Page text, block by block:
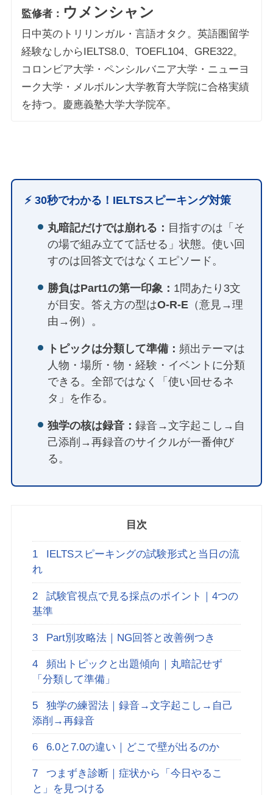
監修者： ウメンシャン
日中英のトリリンガル・言語オタク。英語圏留学
経験なしからIELTS8.0、TOEFL104、GRE322。
コロンビア大学・ペンシルバニア大学・ニューヨ
ーク大学・メルボルン大学教育大学院に合格実績
を持つ。慶應義塾大学大学院卒。
⚡️ 30秒でわかる！IELTSスピーキング対策
丸暗記だけでは崩れる： 目指すのは「そ
の場で組み立てて話せる」状態。使い回
すのは回答文ではなくエピソード。
勝負はPart1の第一印象： 1問あたり3文
が目安。答え方の型はO-R-E （意見→理
由→例）。
トピックは分類して準備： 頻出テーマは
人物・場所・物・経験・イベントに分類
できる。全部ではなく「使い回せるネ
タ」を作る。
独学の核は録音： 録音→文字起こし→自
己添削→再録音のサイクルが一番伸び
る。
目次
1
IELTSスピーキングの試験形式と当日の流
れ
2
試験官視点で見る採点のポイント｜4つの
基準
3 Part別攻略法｜NG回答と改善例つき
4
頻出トピックと出題傾向｜丸暗記せず
「分類して準備」
5
独学の練習法｜録音→文字起こし→自己
添削→再録音
6 6.0と7.0の違い｜どこで壁が出るのか
7
つまずき診断｜症状から「今日やるこ
と」を見つける